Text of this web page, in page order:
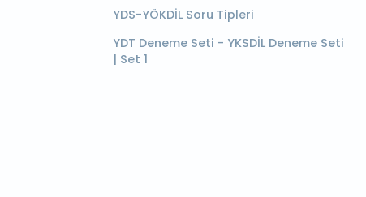
YDS-YÖKDİL Soru Tipleri
YDT Deneme Seti - YKSDİL Deneme Seti
| Set 1